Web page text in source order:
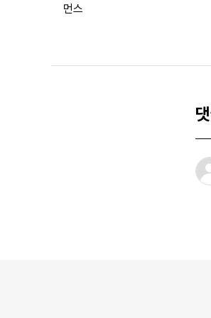
먼스